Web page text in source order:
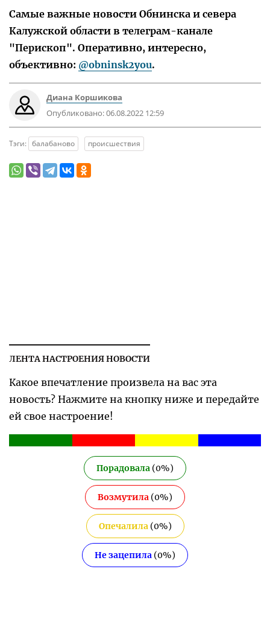
Самые важные новости Обнинска и севера
Калужской области в телеграм-канале
"Перископ". Оперативно, интересно,
объективно: @obninsk2you.
Диана Коршикова
Опубликовано:06.08.2022 12:59
Тэги: балабаново происшествия
ЛЕНТА НАСТРОЕНИЯ НОВОСТИ
Какое впечатление произвела на вас эта
новость? Нажмите на кнопку ниже и передайте
ей свое настроение!
Порадовала (0%)
Возмутила (0%)
Опечалила(0%)
Не зацепила (0%)